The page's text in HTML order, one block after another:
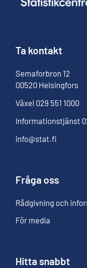
Ta kontakt
Semaforbron 12
00520 Helsingfors
Växel 029 551 1000
Informationstjänst
info@stat.fi
Fråga oss
Rådgivning och
För media
Hitta snabbt